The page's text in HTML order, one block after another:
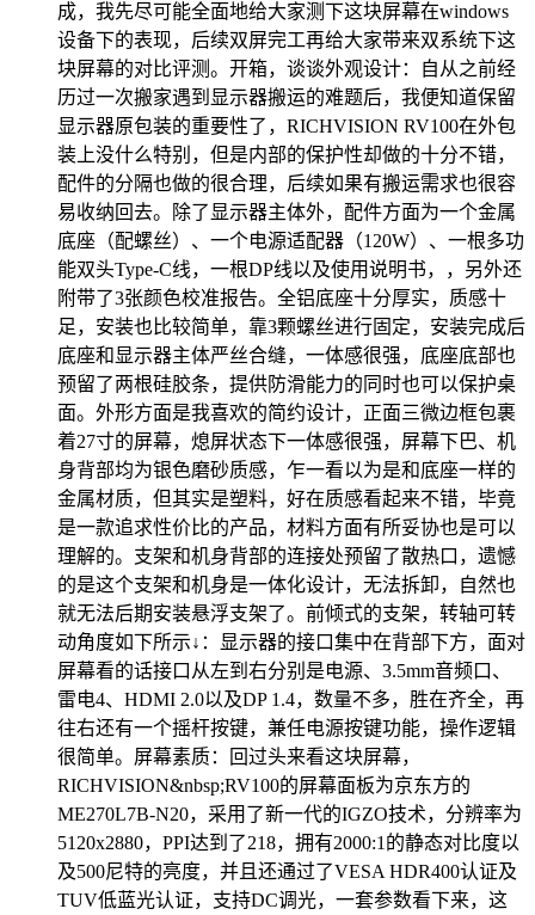
成，我先尽可能全面地给大家测下这块屏幕在windows
设备下的表现，后续双屏完工再给大家带来双系统下这
块屏幕的对比评测。开箱，谈谈外观设计：自从之前经
历过一次搬家遇到显示器搬运的难题后，我便知道保留
显示器原包装的重要性了，RICHVISION RV100在外包
装上没什么特别，但是内部的保护性却做的十分不错，
配件的分隔也做的很合理，后续如果有搬运需求也很容
易收纳回去。除了显示器主体外，配件方面为一个金属
底座（配螺丝）、一个电源适配器（120W）、一根多功
能双头Type-C线，一根DP线以及使用说明书，，另外还
附带了3张颜色校准报告。全铝底座十分厚实，质感十
足，安装也比较简单，靠3颗螺丝进行固定，安装完成后
底座和显示器主体严丝合缝，一体感很强，底座底部也
预留了两根硅胶条，提供防滑能力的同时也可以保护桌
面。外形方面是我喜欢的简约设计，正面三微边框包裹
着27寸的屏幕，熄屏状态下一体感很强，屏幕下巴、机
身背部均为银色磨砂质感，乍一看以为是和底座一样的
金属材质，但其实是塑料，好在质感看起来不错，毕竟
是一款追求性价比的产品，材料方面有所妥协也是可以
理解的。支架和机身背部的连接处预留了散热口，遗憾
的是这个支架和机身是一体化设计，无法拆卸，自然也
就无法后期安装悬浮支架了。前倾式的支架，转轴可转
动角度如下所示↓：显示器的接口集中在背部下方，面对
屏幕看的话接口从左到右分别是电源、3.5mm音频口、
雷电4、HDMI 2.0以及DP 1.4，数量不多，胜在齐全，再
往右还有一个摇杆按键，兼任电源按键功能，操作逻辑
很简单。屏幕素质：回过头来看这块屏幕，
RICHVISION&nbsp;RV100的屏幕面板为京东方的
ME270L7B-N20，采用了新一代的IGZO技术，分辨率为
5120x2880，PPI达到了218，拥有2000:1的静态对比度以
及500尼特的亮度，并且还通过了VESA HDR400认证及
TUV低蓝光认证，支持DC调光，一套参数看下来，这